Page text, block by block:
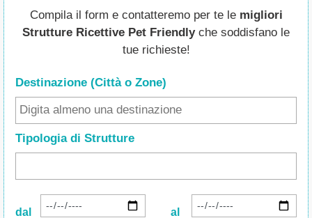
Compila il form e contatteremo per te le migliori
Strutture Ricettive Pet Friendlyche soddisfano le
tue richieste!
Destinazione (Città o Zone)
Tipologia di Strutture
dal al